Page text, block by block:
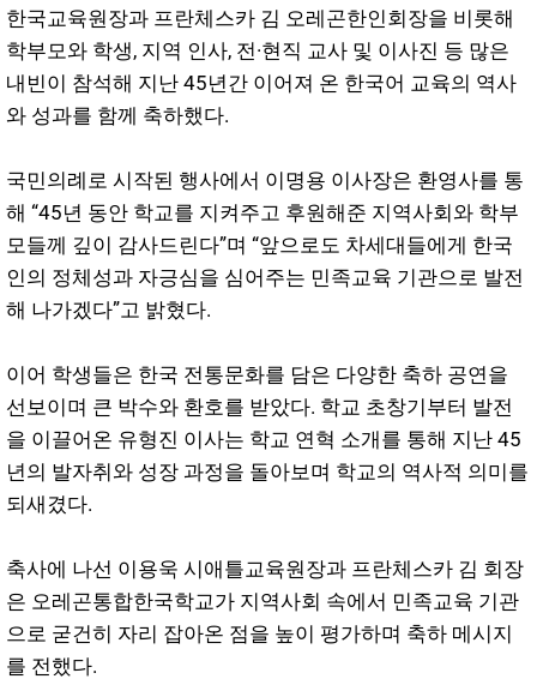
한국교육원장과 프란체스카 김 오레곤한인회장을 비롯해
학부모와 학생, 지역 인사, 전·현직 교사 및 이사진 등 많은
내빈이 참석해 지난 45년간 이어져 온 한국어 교육의 역사
와 성과를 함께 축하했다.
국민의례로 시작된 행사에서 이명용 이사장은 환영사를 통
해 “45년 동안 학교를 지켜주고 후원해준 지역사회와 학부
모들께 깊이 감사드린다”며 “앞으로도 차세대들에게 한국
인의 정체성과 자긍심을 심어주는 민족교육 기관으로 발전
해 나가겠다”고 밝혔다.
이어 학생들은 한국 전통문화를 담은 다양한 축하 공연을
선보이며 큰 박수와 환호를 받았다. 학교 초창기부터 발전
을 이끌어온 유형진 이사는 학교 연혁 소개를 통해 지난 45
년의 발자취와 성장 과정을 돌아보며 학교의 역사적 의미를
되새겼다.
축사에 나선 이용욱 시애틀교육원장과 프란체스카 김 회장
은 오레곤통합한국학교가 지역사회 속에서 민족교육 기관
으로 굳건히 자리 잡아온 점을 높이 평가하며 축하 메시지
를 전했다.